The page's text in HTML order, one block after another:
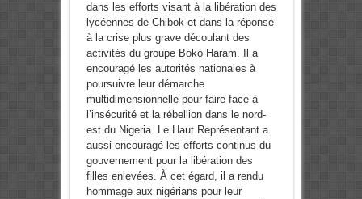
dans les efforts visant à la libération des
lycéennes de Chibok et dans la réponse
à la crise plus grave découlant des
activités du groupe Boko Haram. Il a
encouragé les autorités nationales à
poursuivre leur démarche
multidimensionnelle pour faire face à
l’insécurité et la rébellion dans le nord-
est du Nigeria. Le Haut Représentant a
aussi encouragé les efforts continus du
gouvernement pour la libération des
filles enlevées. À cet égard, il a rendu
hommage aux nigérians pour leur